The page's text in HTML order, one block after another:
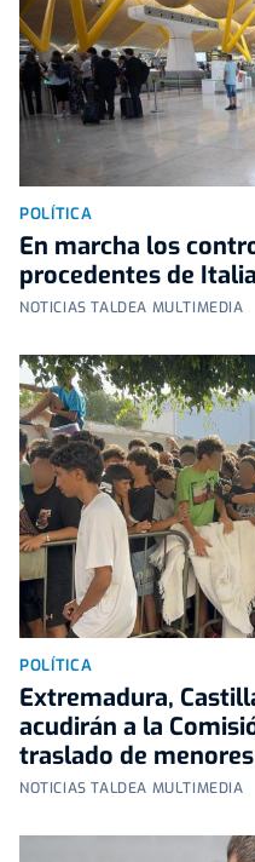
POLÍTICA
En marcha los
procedentes de
NOTICIAS TALDEA MULTIMEDIA
POLÍTICA
Extremadura,
acudirán a la
traslado de
NOTICIAS TALDEA MULTIMEDIA